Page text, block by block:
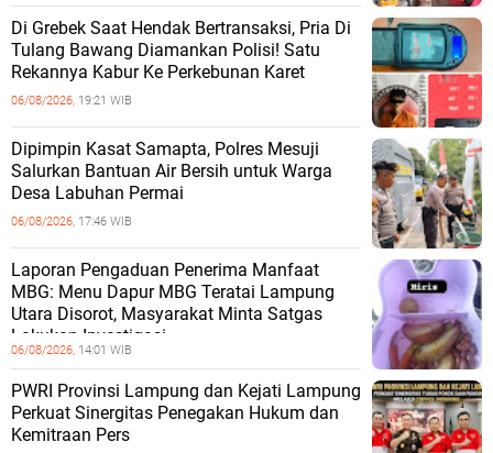
Di Grebek Saat Hendak Bertransaksi, Pria Di
Tulang Bawang Diamankan Polisi! Satu
Rekannya Kabur Ke Perkebunan Karet
06/08/2026, 19:21 WIB
Dipimpin Kasat Samapta, Polres Mesuji
Salurkan Bantuan Air Bersih untuk Warga
Desa Labuhan Permai
06/08/2026, 17:46 WIB
Laporan Pengaduan Penerima Manfaat
MBG: Menu Dapur MBG Teratai Lampung
Utara Disorot, Masyarakat Minta Satgas
Lakukan Investigasi
06/08/2026, 14:01 WIB
PWRI Provinsi Lampung dan Kejati Lampung
Perkuat Sinergitas Penegakan Hukum dan
Kemitraan Pers